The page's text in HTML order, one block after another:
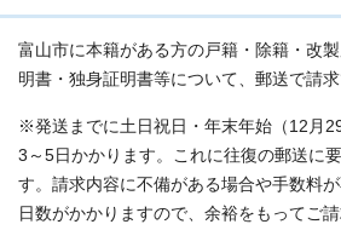
富山市に本籍がある方の戸籍・除籍・改
明書・独身証明書等について、郵送で請求
※発送までに土日祝日・年末年始（12月
3～5日かかります。これに往復の郵送に
す。請求内容に不備がある場合や手数料
日数がかかりますので、余裕をもってご